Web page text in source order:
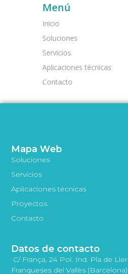
Menú
Inicio
Soluciones
Servicios
Aplicaciones técnicas
Contacto
Mapa Web
Soluciones
Servicios
Aplicaciones técnicas
Proyectos
Contacto
Datos de contacto
C/ França, 24 Pol. Ind. Pla de
Franqueses del Vallès (Barcelona)